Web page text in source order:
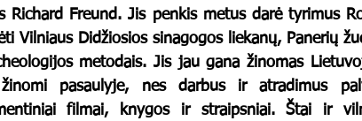
Richard Freund. Jis penkis metus darė tyrimus
Vilniaus Didžiosios sinagogos liekanų, Panerių
metodais. Jis jau gana žinomas
pasaulyje, nes darbus ir atradimus
filmai, knygos ir straipsniai. Štai ir